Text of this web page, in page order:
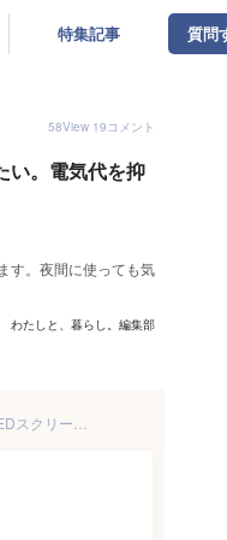
特集記事 質問
58View 19コメント
い。電気代を抑
す。夜間に使っても気
わたしと、暮らし。編集部